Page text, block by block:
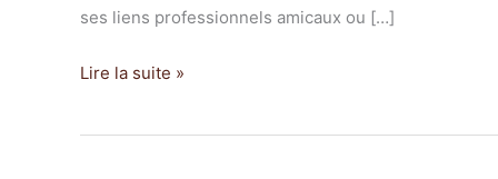
ses liens professionnels amicaux ou […]
Lire la suite »